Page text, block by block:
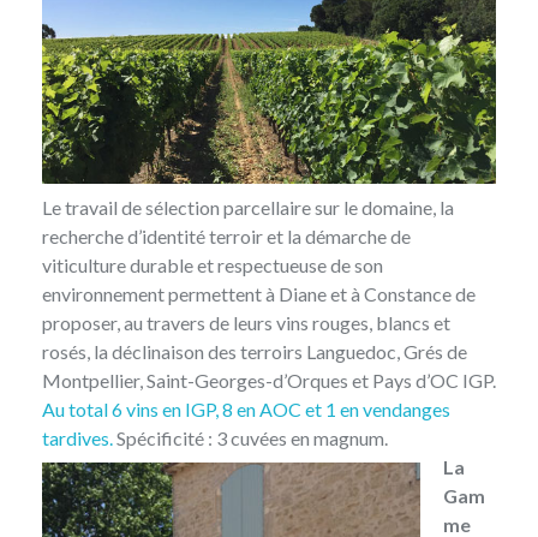
Le travail de sélection parcellaire sur le domaine, la
recherche d’identité terroir et la démarche de
viticulture durable et respectueuse de son
environnement permettent à Diane et à Constance de
proposer, au travers de leurs vins rouges, blancs et
rosés, la déclinaison des terroirs Languedoc, Grés de
Montpellier, Saint-Georges-d’Orques et Pays d’OC IGP.
Au total 6 vins en IGP, 8 en AOC et 1 en vendanges
tardives. Spécificité : 3 cuvées en magnum.
La
Gam
me